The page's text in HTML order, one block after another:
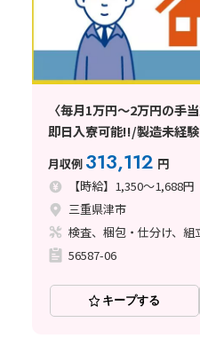
〈毎月1万円～2万円の手
即日入寮可能!!/製造未経
製造工場／【三重県津市】
月収例 313,112 円
【時給】1,350～1,688円
三重県津市
56587-06
キープする